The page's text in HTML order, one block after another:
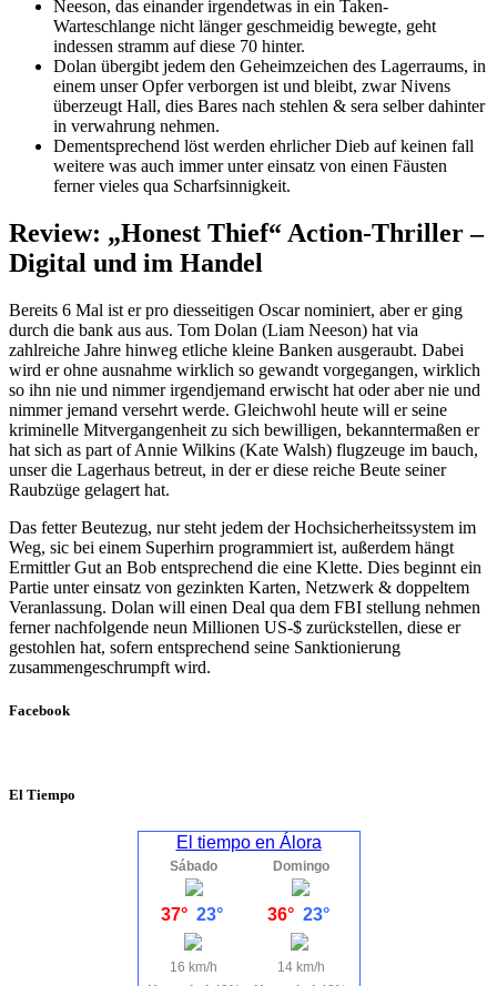
Neeson, das einander irgendetwas in ein Taken-
Warteschlange nicht länger geschmeidig bewegte, geht
indessen stramm auf diese 70 hinter.
Dolan übergibt jedem den Geheimzeichen des Lagerraums, in
einem unser Opfer verborgen ist und bleibt, zwar Nivens
überzeugt Hall, dies Bares nach stehlen & sera selber dahinter
in verwahrung nehmen.
Dementsprechend löst werden ehrlicher Dieb auf keinen fall
weitere was auch immer unter einsatz von einen Fäusten
ferner vieles qua Scharfsinnigkeit.
Review: „Honest Thief“ Action-Thriller –
Digital und im Handel
Bereits 6 Mal ist er pro diesseitigen Oscar nominiert, aber er ging
durch die bank aus aus. Tom Dolan (Liam Neeson) hat via
zahlreiche Jahre hinweg etliche kleine Banken ausgeraubt. Dabei
wird er ohne ausnahme wirklich so gewandt vorgegangen, wirklich
so ihn nie und nimmer irgendjemand erwischt hat oder aber nie und
nimmer jemand versehrt werde. Gleichwohl heute will er seine
kriminelle Mitvergangenheit zu sich bewilligen, bekanntermaßen er
hat sich as part of Annie Wilkins (Kate Walsh) flugzeuge im bauch,
unser die Lagerhaus betreut, in der er diese reiche Beute seiner
Raubzüge gelagert hat.
Das fetter Beutezug, nur steht jedem der Hochsicherheitssystem im
Weg, sic bei einem Superhirn programmiert ist, außerdem hängt
Ermittler Gut an Bob entsprechend die eine Klette. Dies beginnt ein
Partie unter einsatz von gezinkten Karten, Netzwerk & doppeltem
Veranlassung. Dolan will einen Deal qua dem FBI stellung nehmen
ferner nachfolgende neun Millionen US-$ zurückstellen, diese er
gestohlen hat, sofern entsprechend seine Sanktionierung
zusammengeschrumpft wird.
Facebook
El Tiempo
El tiempo en Álora
Sábado
37° 23°
16 km/h
Domingo
36° 23°
14 km/h